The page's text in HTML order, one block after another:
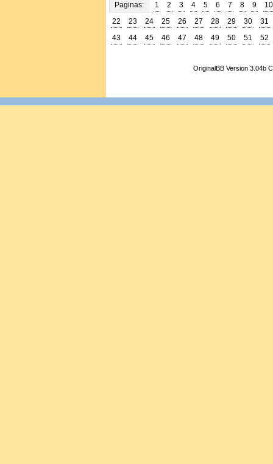
Paginas: 1 2 3 4 5 6 7 8 9
10
22
23 24 25 26 27 28 29 30
31
43
44 45 46 47 48 49 50 51 52
OriginalBB Version 3.04b